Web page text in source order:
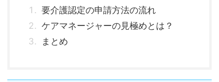
要介護認定の申請方法の流れ
ケアマネージャーの見極めとは？
まとめ